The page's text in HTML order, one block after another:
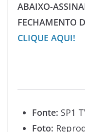
ABAIXO-
FECHAMENTO
CLIQUE AQUI!
Fonte: SP1
Foto: